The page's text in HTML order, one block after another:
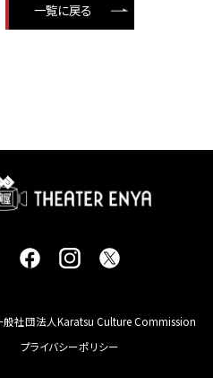
一覧に戻る
般社団法人Karatsu Culture Commission
プライバシーポリシー